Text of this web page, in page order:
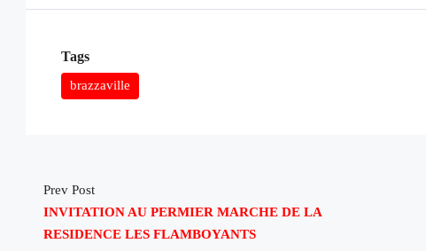
Tags
brazzaville
Prev Post
INVITATION AU PERMIER MARCHE DE LA
RESIDENCE LES FLAMBOYANTS